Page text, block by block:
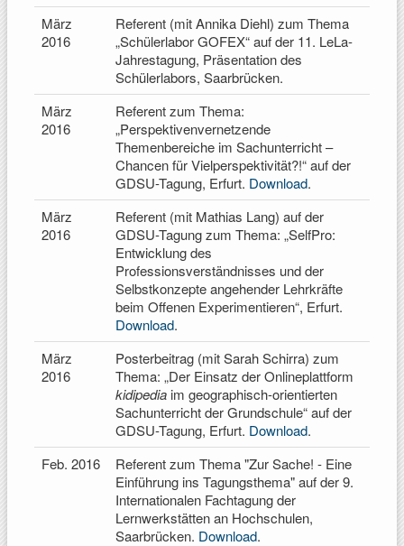
März
2016
Referent (mit Annika Diehl) zum Thema
„Schülerlabor GOFEX“ auf der 11. LeLa-
Jahrestagung, Präsentation des
Schülerlabors, Saarbrücken.
März
2016
Referent zum Thema:
„Perspektivenvernetzende
Themenbereiche im Sachunterricht –
Chancen für Vielperspektivität?!“ auf der
GDSU-Tagung, Erfurt. Download.
März
2016
Referent (mit Mathias Lang) auf der
GDSU-Tagung zum Thema: „SelfPro:
Entwicklung des
Professionsverständnisses und der
Selbstkonzepte angehender Lehrkräfte
beim Offenen Experimentieren“, Erfurt.
Download.
März
2016
Posterbeitrag (mit Sarah Schirra) zum
Thema: „Der Einsatz der Onlineplattform
kidipedia im geographisch-orientierten
Sachunterricht der Grundschule“ auf der
GDSU-Tagung, Erfurt. Download.
Feb. 2016
Referent zum Thema "Zur Sache! - Eine
Einführung ins Tagungsthema" auf der 9.
Internationalen Fachtagung der
Lernwerkstätten an Hochschulen,
Saarbrücken. Download.